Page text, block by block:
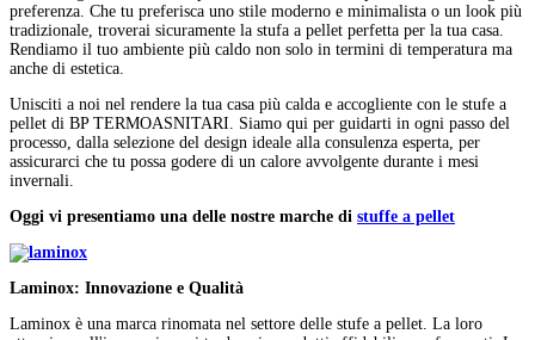
preferenza. Che tu preferisca uno stile moderno e minimalista o un look più
tradizionale, troverai sicuramente la stufa a pellet perfetta per la tua casa.
Rendiamo il tuo ambiente più caldo non solo in termini di temperatura ma
anche di estetica.
Unisciti a noi nel rendere la tua casa più calda e accogliente con le stufe a
pellet di BP TERMOASNITARI. Siamo qui per guidarti in ogni passo del
processo, dalla selezione del design ideale alla consulenza esperta, per
assicurarci che tu possa godere di un calore avvolgente durante i mesi
invernali.
Oggi vi presentiamo una delle nostre marche di stuffe a pellet
Laminox: Innovazione e Qualità
Laminox è una marca rinomata nel settore delle stufe a pellet. La loro